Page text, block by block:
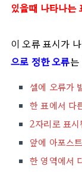
있을때 나타나는
이 오류 표시가
으로 정한 오류
셀에 오류가
한 표에서 다
2자리로 표
앞에 아포스
한 영역에서